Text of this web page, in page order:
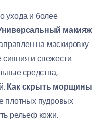
ухода и более
макияж
на маскировку
и свежести.
средства,
Как скрыть морщины
плотных пудровых
рельеф кожи.